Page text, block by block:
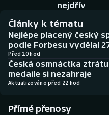
Baseball a softbal
Basketbal
Biatlon
Boby a skeleton
Box
Historické návraty
Aplikace ČT sport
AZ kvíz
nejdřív
Články k tématu
Nejlépe placený český
podle Forbesu vydělal
Před 20 hod
Česká osmnáctka
medaile si nezahraje
Aktualizováno před 22 hod
Přímé přenosy